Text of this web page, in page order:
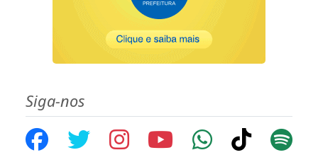
Siga-nos